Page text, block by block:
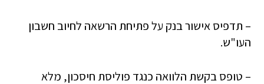
– תדפיס אישור בנק על פתיחת הרשאה לחיוב חשבון
העו"ש.
– טופס בקשת הלוואה כנגד פוליסת חיסכון, מלא